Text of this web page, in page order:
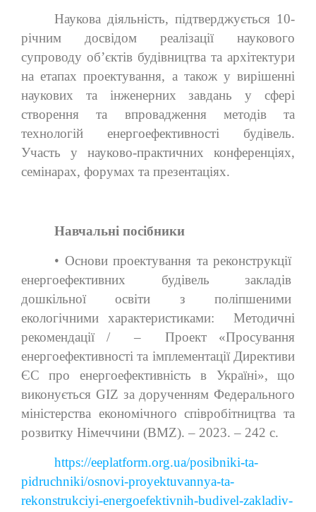
Наукова діяльність, підтверджується 10-
річним досвідом реалізації наукового
супроводу об’єктів будівництва та архітектури
на етапах проектування, а також у вирішенні
наукових та інженерних завдань у сфері
створення та впровадження методів та
технологій енергоефективності будівель.
Участь у науково-практичних конференціях,
семінарах, форумах та презентаціях.
Навчальні посібники
• Основи проектування та реконструкції
енергоефективних будівель закладів
дошкільної освіти з поліпшеними
екологічними характеристиками: Методичні
рекомендації / – Проект «Просування
енергоефективності та імплементації Директиви
ЄС про енергоефективність в Україні», що
виконується GIZ за дорученням Федерального
міністерства економічного співробітництва та
розвитку Німеччини (BMZ). – 2023. – 242 с.
https://eeplatform.org.ua/posibniki-ta-
pidruchniki/osnovi-proyektuvannya-ta-
rekonstrukciyi-energoefektivnih-budivel-zakladiv-